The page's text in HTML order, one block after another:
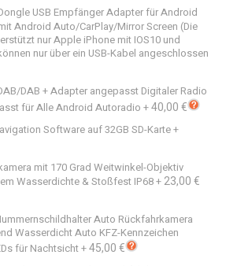
USB Empfänger Adapter für Android
Android Auto/CarPlay/Mirror Screen (Die
nur Apple iPhone mit IOS10 und
nur über ein USB-Kabel angeschlossen
DAB + Adapter angepasst Digitaler Radio
für Alle Android Autoradio +40,00 €
Software auf 32GB SD-Karte+
mit 170 Grad Weitwinkel-Objektiv
Wasserdichte & Stoßfest IP68+23,00 €
Auto Rückfahrkamera
Wasserdicht Auto KFZ-Kennzeichen
für Nachtsicht+45,00 €